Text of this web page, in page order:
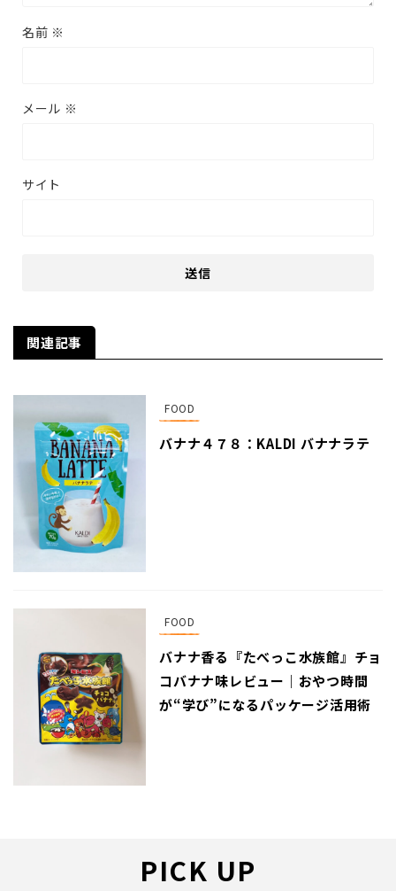
名前 ※
メール ※
サイト
関連記事
FOOD
バナナ４７８：KALDI バナナラテ
FOOD
バナナ香る『たべっこ水族館』チョ
コバナナ味レビュー｜おやつ時間
が“学び”になるパッケージ活用術
PICK UP